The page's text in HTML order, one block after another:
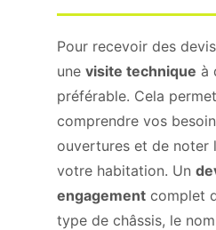
Pour recevoir des
une visite technique à
préférable. Cela
comprendre vos
ouvertures et de noter
votre habitation. Un
engagement complet
type de châssis, le